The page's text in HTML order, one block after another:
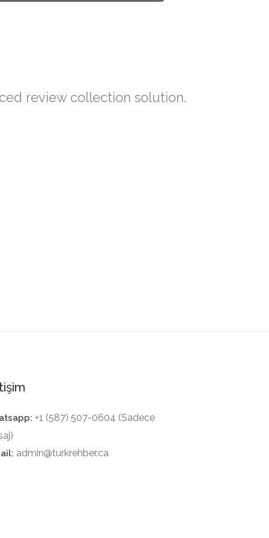
review collection solution.
+1 (587) 507-0604 (Sadece
admin@turkrehber.ca